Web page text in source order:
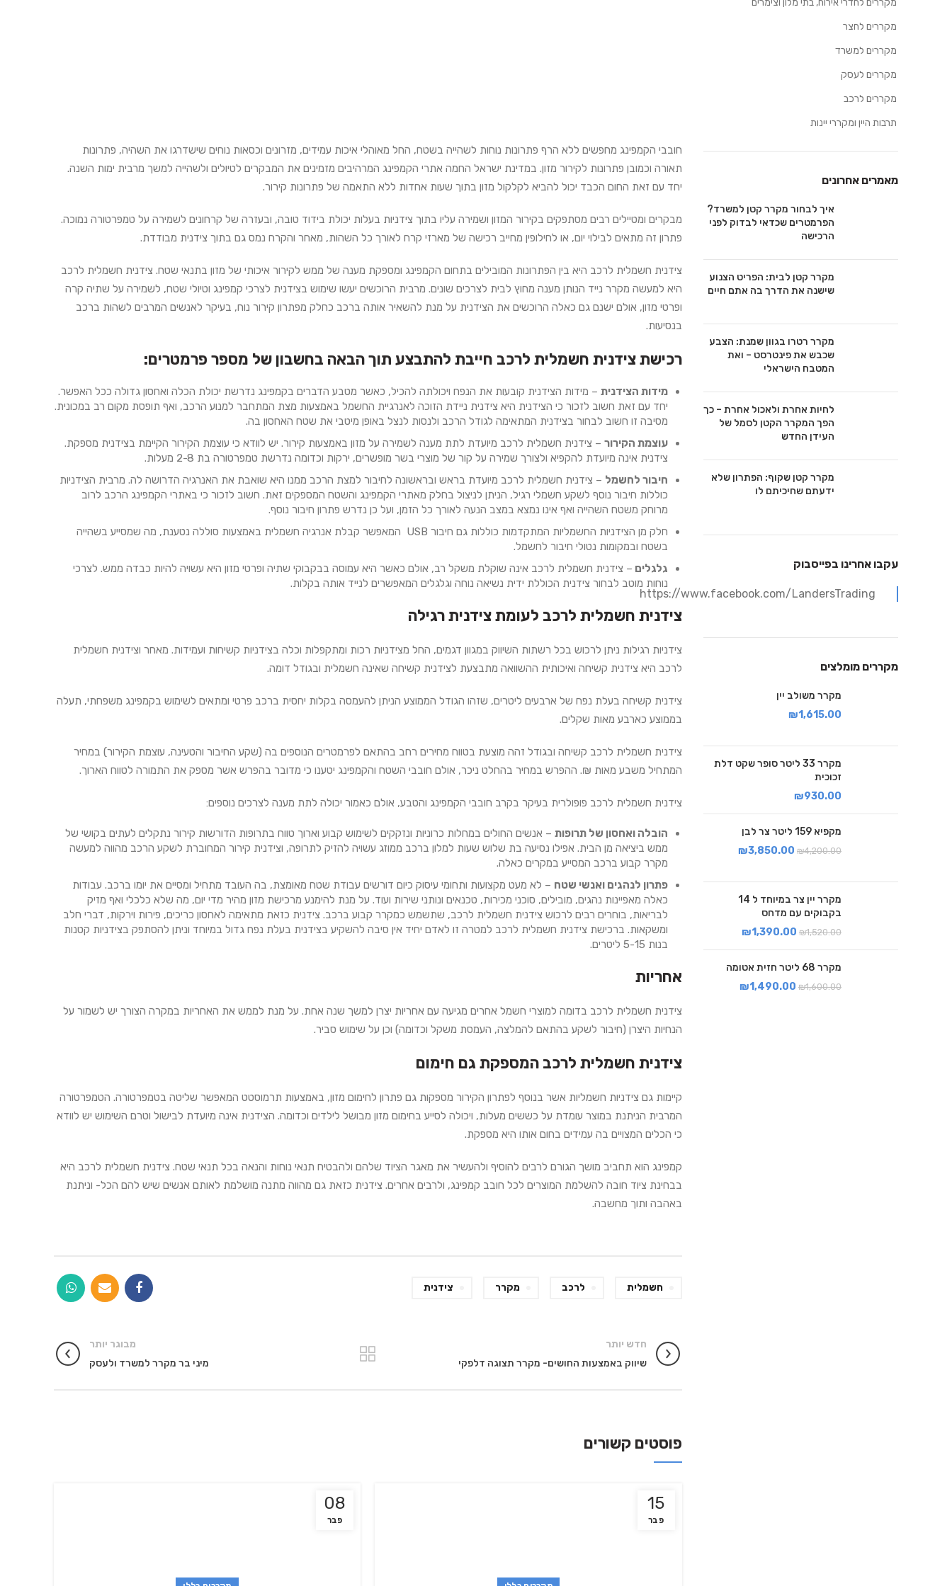
חובבי הקמפינג מחפשים ללא הרף פתרונות נוחות לשהייה בשטח, החל מאוהלי איכות עמידים, מזרונים וכסאות נוחים שישדרגו את השהיה, פתרונות
תאורה וכמובן פתרונות לקירור מזון. במדינת ישראל החמה אתרי הקמפינג המרהיבים מזמינים את המבקרים לטיולים ולשהייה למשך מרבית ימות השנה.
יחד עם זאת החום הכבד יכול להביא לקלקול מזון בתוך שעות אחדות ללא התאמה של פתרונות קירור.
מבקרים ומטיילים רבים מסתפקים בקירור המזון ושמירה עליו בתוך צידניות בעלות יכולת בידוד טובה, ובעזרה של קרחונים לשמירה על טמפרטורה נמוכה.
פתרון זה מתאים לבילוי יום, או לחילופין מחייב רכישה של מארזי קרח לאורך כל השהות, מאחר והקרח נמס גם בתוך צידנית מבודדת.
צידנית חשמלית לרכב היא בין הפתרונות המובילים בתחום הקמפינג ומספקת מענה של ממש לקירור איכותי של מזון בתנאי שטח. צידנית חשמלית לרכב
היא למעשה מקרר נייד הנותן מענה מחוץ לבית לצרכים שונים. מרבית הרוכשים יעשו שימוש בצידנית לצרכי קמפינג וטיולי שטח, לשמירה על שתיה קרה
ופרטי מזון, אולם ישנם גם כאלה הרוכשים את הצידנית על מנת להשאיר אותה ברכב כחלק מפתרון קירור נוח, בעיקר לאנשים המרבים לשהות ברכב
בנסיעות.
רכישת צידנית חשמלית לרכב חייבת להתבצע תוך הבאה בחשבון של מספר פרמטרים:
מידות הצידנית – מידות הצידנית קובעות את הנפח ויכולתה להכיל, כאשר מטבע הדברים בקמפינג נדרשת יכולת הכלה ואחסון גדולה ככל האפשר.
יחד עם זאת חשוב לזכור כי הצידנית היא צידנית ניידת הזוכה לאנרגיית החשמל באמצעות מצת המתחבר למנוע הרכב, ואף תופסת מקום רב במכונית.
מסיבה זו חשוב לבחור בצידנית המתאימה לגודל הרכב ולנסות לנצל באופן מיטבי את שטח האחסון בה.
עוצמת הקירור – צידנית חשמלית לרכב מיועדת לתת מענה לשמירה על מזון באמצעות קירור. יש לוודא כי עוצמת הקירור הקיימת בצידנית מספקת.
צידנית אינה מיועדת להקפיא ולצורך שמירה על קור של מוצרי בשר מופשרים, ירקות וכדומה נדרשת טמפרטורה בת 2-8 מעלות.
חיבור לחשמל – צידנית חשמלית לרכב מיועדת בראש ובראשונה לחיבור למצת הרכב ממנו היא שואבת את האנרגיה הדרושה לה. מרבית הצידניות
כוללות חיבור נוסף לשקע חשמלי רגיל, הניתן לניצול בחלק מאתרי הקמפינג והשטח המספקים זאת. חשוב לזכור כי באתרי הקמפינג הרכב לרוב
מרוחק משטח השהייה ואף אינו נמצא במצב הנעה לאורך כל הזמן, ועל כן נדרש פתרון חיבור נוסף.
חלק מן הצידניות החשמליות המתקדמות כוללות גם חיבור USB המאפשר קבלת אנרגיה חשמלית באמצעות סוללה נטענת, מה שמסייע בשהייה
בשטח ובמקומות נטולי חיבור לחשמל.
גלגלים – צידנית חשמלית לרכב אינה שוקלת משקל רב, אולם כאשר היא עמוסה בבקבוקי שתיה ופרטי מזון היא עשויה להיות כבדה ממש. לצרכי
נוחות מוטב לבחור צידנית הכוללת ידית נשיאה נוחה וגלגלים המאפשרים לנייד אותה בקלות.
צידנית חשמלית לרכב לעומת צידנית רגילה
צידניות רגילות ניתן לרכוש בכל רשתות השיווק במגוון דגמים, החל מצידניות רכות ומתקפלות וכלה בצידניות קשיחות ועמידות. מאחר וצידנית חשמלית
לרכב היא צידנית קשיחה ואיכותית ההשוואה מתבצעת לצידנית קשיחה שאינה חשמלית ובגודל דומה.
צידנית קשיחה בעלת נפח של ארבעים ליטרים, שזהו הגודל הממוצע הניתן להעמסה בקלות יחסית ברכב פרטי ומתאים לשימוש בקמפינג משפחתי, תעלה
בממוצע כארבע מאות שקלים.
צידנית חשמלית לרכב קשיחה ובגודל זהה מוצעת בטווח מחירים רחב בהתאם לפרמטרים הנוספים בה (שקע החיבור והטעינה, עוצמת הקירור) במחיר
המתחיל משבע מאות ₪. ההפרש במחיר בהחלט ניכר, אולם חובבי השטח והקמפינג יטענו כי מדובר בהפרש אשר מספק את התמורה לטווח הארוך.
צידנית חשמלית לרכב פופולרית בעיקר בקרב חובבי הקמפינג והטבע, אולם כאמור יכולה לתת מענה לצרכים נוספים:
הובלה ואחסון של תרופות – אנשים החולים במחלות כרוניות ונזקקים לשימוש קבוע וארוך טווח בתרופות הדורשות קירור נתקלים לעתים בקושי של
ממש ביציאה מן הבית. אפילו נסיעה בת שלוש שעות למלון ברכב ממוזג עשויה להזיק לתרופה, וצידנית קירור המחוברת לשקע הרכב מהווה למעשה
מקרר קבוע ברכב המסייע במקרים כאלה.
פתרון לנהגים ואנשי שטח – לא מעט מקצועות ותחומי עיסוק כיום דורשים עבודת שטח מאומצת, בה העובד מתחיל ומסיים את יומו ברכב. עבודות
כאלה מאפיינות נהגים, מובילים, סוכני מכירות, טכנאים ונותני שירות ועוד. על מנת להימנע מרכישת מזון מהיר מדי יום, מה שלא כלכלי ואף מזיק
לבריאות, בוחרים רבים לרכוש צידנית חשמלית לרכב, שתשמש כמקרר קבוע ברכב. צידנית כזאת מתאימה לאחסון כריכים, פירות וירקות, דברי חלב
ומשקאות. ברכישת צידנית חשמלית לרכב למטרה זו לאדם יחיד אין סיבה להשקיע בצידנית בעלת נפח גדול במיוחד וניתן להסתפק בצידניות קטנות
בנות 5-15 ליטרים.
אחריות
צידנית חשמלית לרכב בדומה למוצרי חשמל אחרים מגיעה עם אחריות יצרן למשך שנה אחת. על מנת לממש את האחריות במקרה הצורך יש לשמור על
הנחיות היצרן (חיבור לשקע בהתאם להמלצה, העמסת משקל וכדומה) וכן על שימוש סביר.
צידנית חשמלית לרכב המספקת גם חימום
קיימות גם צידניות חשמליות אשר בנוסף לפתרון הקירור מספקות גם פתרון לחימום מזון, באמצעות תרמוסטט המאפשר שליטה בטמפרטורה. הטמפרטורה
המרבית הניתנת במוצר עומדת על כששים מעלות, ויכולה לסייע בחימום מזון מבושל לילדים וכדומה. הצידנית אינה מיועדת לבישול וטרם השימוש יש לוודא
כי הכלים המצויים בה עמידים בחום אותו היא מספקת.
קמפינג הוא תחביב מושך הגורם לרבים להוסיף ולהעשיר את מאגר הציוד שלהם ולהבטיח תנאי נוחות והנאה בכל תנאי שטח. צידנית חשמלית לרכב היא
בבחינת ציוד חובה להשלמת המוצרים לכל חובב קמפינג, ולרבים אחרים. צידנית כזאת גם מהווה מתנה מושלמת לאותם אנשים שיש להם הכל- וניתנת
באהבה ותוך מחשבה.
חשמלית לרכב מקרר צידנית
חדש יותר
שיווק באמצעות החושים- מקרר תצוגה דלפקי
מבוגר יותר
מיני בר מקרר למשרד ולעסק
פוסטים קשורים
15
פבר
08
פבר
מקררים לחדרי אירוח, בתי מלון וצימרים
מקררים לחצר
מקררים למשרד
מקררים לעסק
מקררים לרכב
תרבות היין ומקררי יינות
מאמרים אחרונים
איך לבחור מקרר קטן למשרד?
הפרמטרים שכדאי לבדוק לפני
הרכישה
מקרר קטן לבית: הפריט הצנוע
שישנה את הדרך בה אתם חיים
מקרר רטרו בגוון שמנת: הצבע
שכבש את פינטרסט – ואת
המטבח הישראלי
לחיות אחרת ולאכול אחרת – כך
הפך המקרר הקטן לסמל של
העידן החדש
מקרר קטן שקוף: הפתרון שלא
ידעתם שחיכיתם לו
עקבו אחרינו בפייסבוק
https://www.facebook.com/LandersTrading
מקררים מומלצים
מקרר משולב יין
₪1,615.00
מקרר 33 ליטר סופר שקט דלת
זכוכית
₪930.00
מקפיא 159 ליטר צר לבן
₪4,200.00
₪3,850.00
מקרר יין צר במיוחד ל 14
בקבוקים עם מדחס
₪1,520.00
₪1,390.00
מקרר 68 ליטר חזית אטומה
₪1,600.00
₪1,490.00